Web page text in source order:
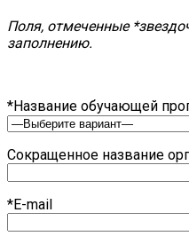
Поля, отмеченные
заполнению.
*Название обучающей
Сокращенное название
*E-mail